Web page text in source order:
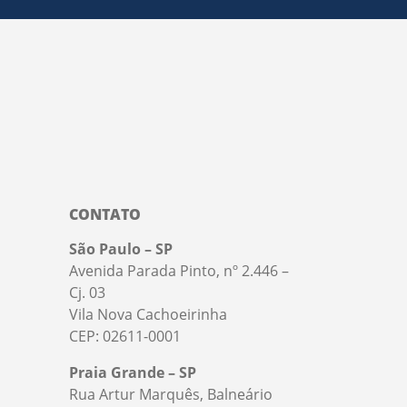
CONTATO
São Paulo – SP
Avenida Parada Pinto, nº 2.446 –
Cj. 03
Vila Nova Cachoeirinha
CEP: 02611-0001
Praia Grande – SP
Rua Artur Marquês, Balneário